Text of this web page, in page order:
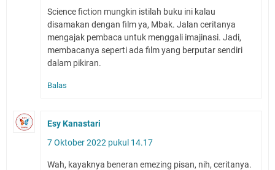
Science fiction mungkin istilah buku ini kalau
disamakan dengan film ya, Mbak. Jalan ceritanya
mengajak pembaca untuk menggali imajinasi. Jadi,
membacanya seperti ada film yang berputar sendiri
dalam pikiran.
Balas
Esy Kanastari
7 Oktober 2022 pukul 14.17
Wah, kayaknya beneran emezing pisan, nih, ceritanya.